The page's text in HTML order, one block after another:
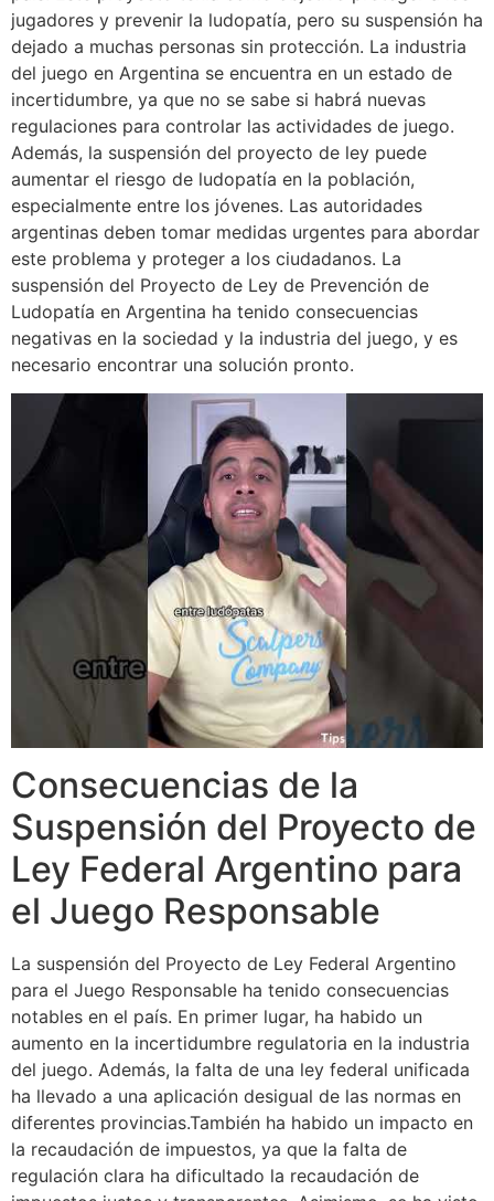
jugadores y prevenir la ludopatía, pero su suspensión ha
dejado a muchas personas sin protección. La industria
del juego en Argentina se encuentra en un estado de
incertidumbre, ya que no se sabe si habrá nuevas
regulaciones para controlar las actividades de juego.
Además, la suspensión del proyecto de ley puede
aumentar el riesgo de ludopatía en la población,
especialmente entre los jóvenes. Las autoridades
argentinas deben tomar medidas urgentes para abordar
este problema y proteger a los ciudadanos. La
suspensión del Proyecto de Ley de Prevención de
Ludopatía en Argentina ha tenido consecuencias
negativas en la sociedad y la industria del juego, y es
necesario encontrar una solución pronto.
Consecuencias de la
Suspensión del Proyecto de
Ley Federal Argentino para
el Juego Responsable
La suspensión del Proyecto de Ley Federal Argentino
para el Juego Responsable ha tenido consecuencias
notables en el país. En primer lugar, ha habido un
aumento en la incertidumbre regulatoria en la industria
del juego. Además, la falta de una ley federal unificada
ha llevado a una aplicación desigual de las normas en
diferentes provincias.También ha habido un impacto en
la recaudación de impuestos, ya que la falta de
regulación clara ha dificultado la recaudación de